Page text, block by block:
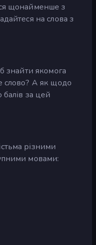
щонайменше з
на слова з
знайти якомога
слово? А як щодо
балів за цей
різними
мовами: